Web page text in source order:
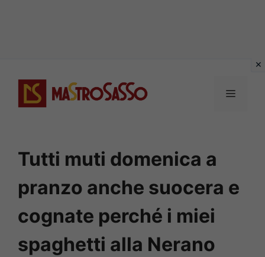
contenuto
MENU
Tutti muti domenica a
pranzo anche suocera e
cognate perché i miei
spaghetti alla Nerano